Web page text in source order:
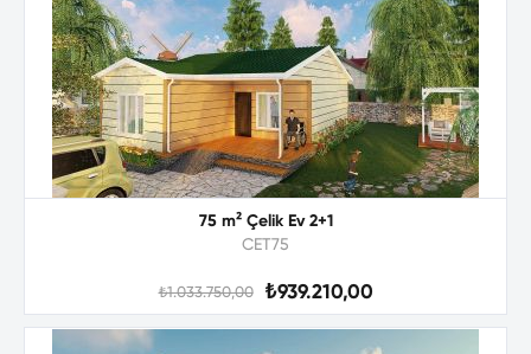
75 m² Çelik Ev 2+1
CET75
₺1.033.750,00 ₺939.210,00